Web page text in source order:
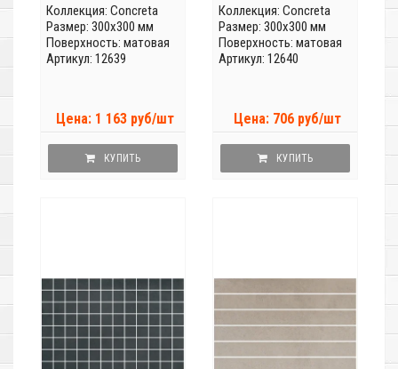
Коллекция: Concreta
Размер: 300x300 мм
Поверхность: матовая
Артикул: 12639
Цена: 1 163 руб/шт
КУПИТЬ
Коллекция: Concreta
Размер: 300x300 мм
Поверхность: матовая
Артикул: 12640
Цена: 706 руб/шт
КУПИТЬ